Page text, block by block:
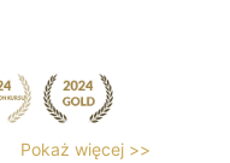
Pokaż więcej >>